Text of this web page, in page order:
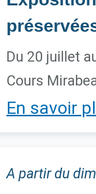
Du 20 juillet
Cours
En savoir
A partir du